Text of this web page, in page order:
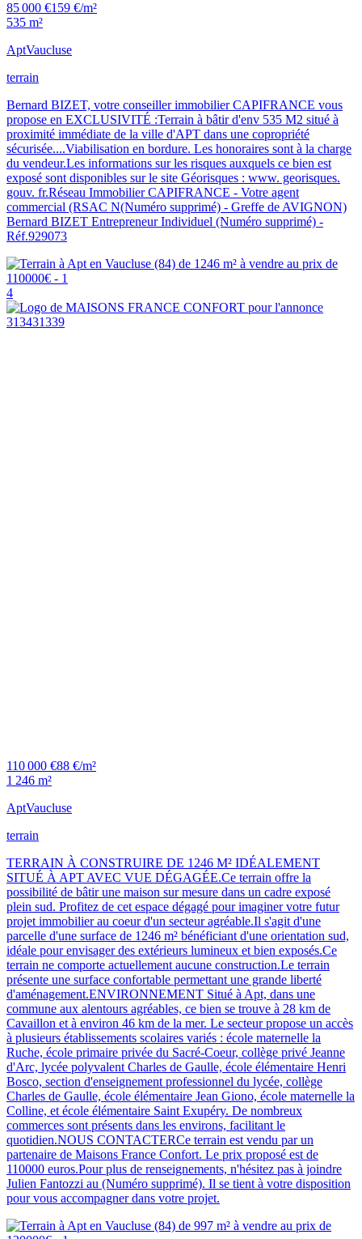
85 000 €159 €/m²
535 m²
AptVaucluse
terrain
Bernard BIZET, votre conseiller immobilier CAPIFRANCE vous
propose en EXCLUSIVITÉ :Terrain à bâtir d'env 535 M2 situé à
proximité immédiate de la ville d'APT dans une copropriété
sécurisée....Viabilisation en bordure. Les honoraires sont à la charge
du vendeur.Les informations sur les risques auxquels ce bien est
exposé sont disponibles sur le site Géorisques : www. georisques.
gouv. fr.Réseau Immobilier CAPIFRANCE - Votre agent
commercial (RSAC N(Numéro supprimé) - Greffe de AVIGNON)
Bernard BIZET Entrepreneur Individuel (Numéro supprimé) -
Réf.929073
4
110 000 €88 €/m²
1 246 m²
AptVaucluse
terrain
TERRAIN À CONSTRUIRE DE 1246 M² IDÉALEMENT
SITUÉ À APT AVEC VUE DÉGAGÉE.Ce terrain offre la
possibilité de bâtir une maison sur mesure dans un cadre exposé
plein sud. Profitez de cet espace dégagé pour imaginer votre futur
projet immobilier au coeur d'un secteur agréable.Il s'agit d'une
parcelle d'une surface de 1246 m² bénéficiant d'une orientation sud,
idéale pour envisager des extérieurs lumineux et bien exposés.Ce
terrain ne comporte actuellement aucune construction.Le terrain
présente une surface confortable permettant une grande liberté
d'aménagement.ENVIRONNEMENT Situé à Apt, dans une
commune aux alentours agréables, ce bien se trouve à 28 km de
Cavaillon et à environ 46 km de la mer. Le secteur propose un accès
à plusieurs établissements scolaires variés : école maternelle la
Ruche, école primaire privée du Sacré-Coeur, collège privé Jeanne
d'Arc, lycée polyvalent Charles de Gaulle, école élémentaire Henri
Bosco, section d'enseignement professionnel du lycée, collège
Charles de Gaulle, école élémentaire Jean Giono, école maternelle la
Colline, et école élémentaire Saint Exupéry. De nombreux
commerces sont présents dans les environs, facilitant le
quotidien.NOUS CONTACTERCe terrain est vendu par un
partenaire de Maisons France Confort. Le prix proposé est de
110000 euros.Pour plus de renseignements, n'hésitez pas à joindre
Julien Fantozzi au (Numéro supprimé). Il se tient à votre disposition
pour vous accompagner dans votre projet.